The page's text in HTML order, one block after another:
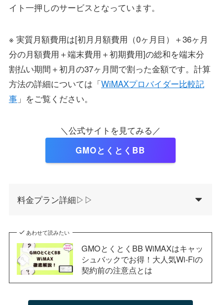
イト一押しのサービスとなっています。
※ 実質月額費用は[初月月額費用（0ヶ月目）＋36ヶ月
分の月額費用＋端末費用＋初期費用]の総和を端末分
割払い期間＋初月の37ヶ月間で割った金額です。計算
方法の詳細については「WiMAXプロバイダー比較記
事」をご覧ください。
＼公式サイトを見てみる／
GMOとくとくBB
料金プラン詳細▷▷
あわせて読みたい
GMOとくとくBB WiMAXはキャッ
シュバックでお得！大人気Wi-Fiの
契約前の注意点とは